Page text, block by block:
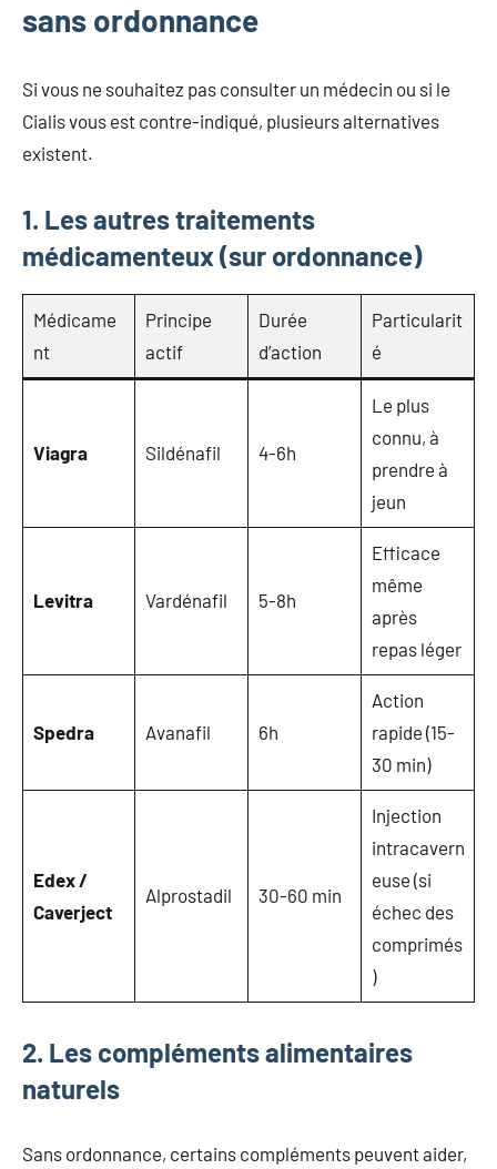
sans ordonnance
Si vous ne souhaitez pas consulter un médecin ou si le
Cialis vous est contre-indiqué, plusieurs alternatives
existent.
1. Les autres traitements
médicamenteux (sur ordonnance)
Médicame
nt
Principe
actif
Durée
d’action
Particularit
é
Viagra Sildénafil 4-6h
Le plus
connu, à
prendre à
jeun
Levitra Vardénafil 5-8h
Efficace
même
après
repas léger
Spedra Avanafil 6h
Action
rapide (15-
30 min)
Edex /
Caverject
Alprostadil 30-60 min
Injection
intracavern
euse (si
échec des
comprimés
)
2. Les compléments alimentaires
naturels
Sans ordonnance, certains compléments peuvent aider,